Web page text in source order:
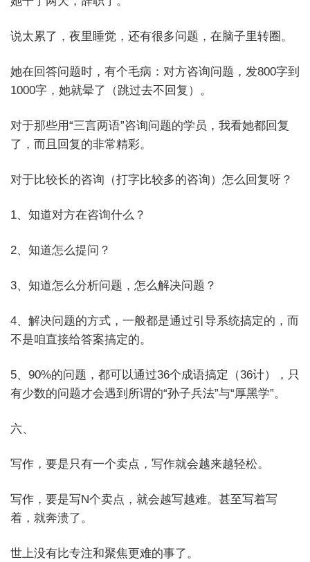
说太累了，夜里睡觉，还有很多问题，在脑子里转圈。
她在回答问题时，有个毛病：对方咨询问题，发800字到
1000字，她就晕了（跳过去不回复）。
对于那些用“三言两语”咨询问题的学员，我看她都回复
了，而且回复的非常精彩。
对于比较长的咨询（打字比较多的咨询）怎么回复呀？
1、知道对方在咨询什么？
2、知道怎么提问？
3、知道怎么分析问题，怎么解决问题？
4、解决问题的方式，一般都是通过引导系统搞定的，而
不是咱直接给答案搞定的。
5、90%的问题，都可以通过36个成语搞定（36计），只
有少数的问题才会遇到所谓的“孙子兵法”与“厚黑学”。
六、
写作，要是只有一个卖点，写作就会越来越轻松。
写作，要是写N个卖点，就会越写越难。甚至写着写
着，就奔溃了。
世上没有比专注和聚焦更难的事了。